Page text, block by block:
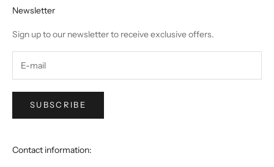
Newsletter
Sign up to our newsletter to receive exclusive offers.
SUBSCRIBE
Contact information: